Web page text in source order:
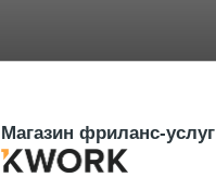
Магазин фриланс-услуг